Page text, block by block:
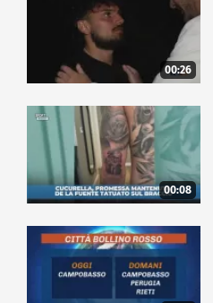
00:26
00:08